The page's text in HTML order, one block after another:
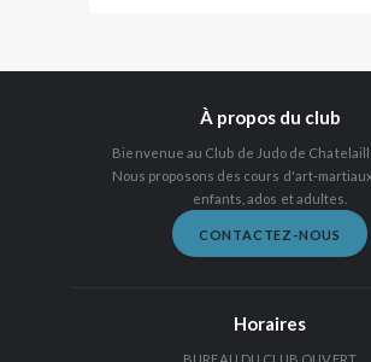
À propos du club
Bienvenue au Club de Judo de
Nous proposons des cours d'art-
enfants, ados et adultes.
CONTACTEZ-NOUS
Horaires
BUREAU DU CLUB OUVERT